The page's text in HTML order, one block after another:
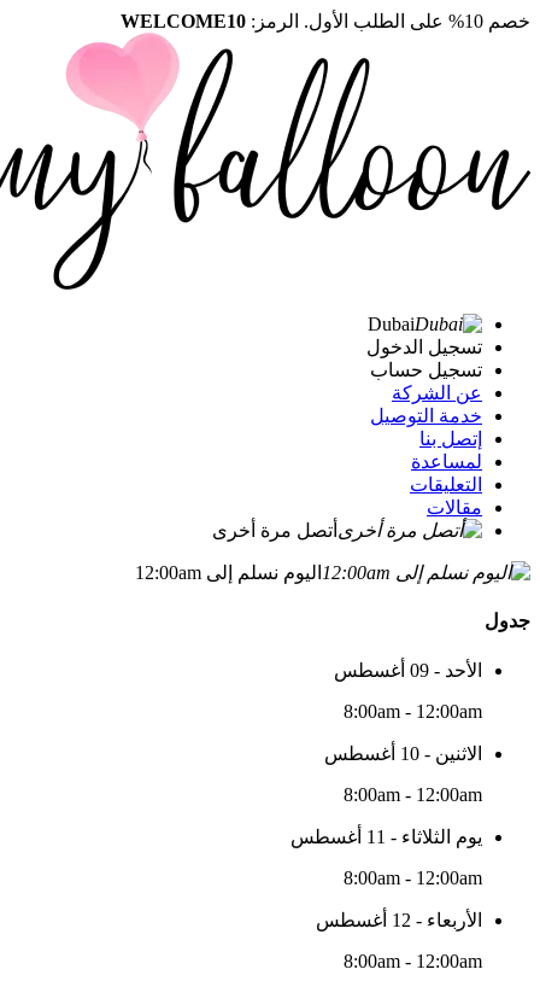
خصم 10% على الطلب الأول. الرمز: WELCOME10
Dubai
تسجيل الدخول
تسجيل حساب
عن الشركة
خدمة التوصيل
إتصل بنا
لمساعدة
التعليقات
مقالات
أتصل مرة أخرى
اليوم نسلم إلى 12:00am
جدول
الأحد - 09 أغسطس
8:00am - 12:00am
الاثنين - 10 أغسطس
8:00am - 12:00am
يوم الثلاثاء - 11 أغسطس
8:00am - 12:00am
الأربعاء - 12 أغسطس
8:00am - 12:00am